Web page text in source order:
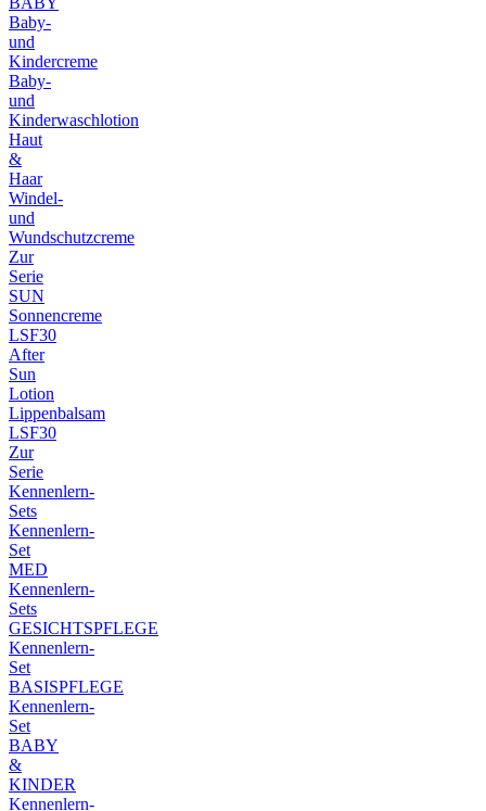
Baby-
und
Kindercreme
Baby-
und
Kinderwaschlotion
Haut
&
Haar
Windel-
und
Wundschutzcreme
Zur
Serie
SUN
Sonnencreme
LSF30
After
Sun
Lotion
Lippenbalsam
LSF30
Zur
Serie
Kennenlern-
Sets
Kennenlern-
Set
MED
Kennenlern-
Sets
GESICHTSPFLEGE
Kennenlern-
Set
BASISPFLEGE
Kennenlern-
Set
BABY
&
KINDER
Kennenlern-